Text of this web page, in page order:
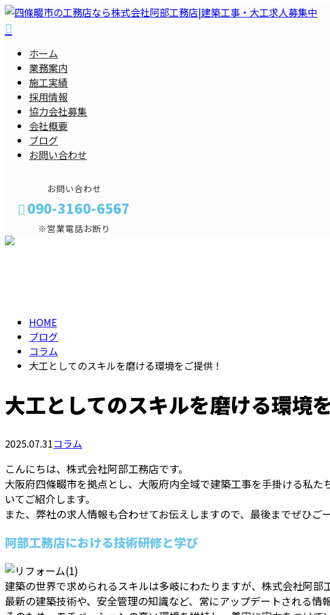
ホーム
業務案内
施工実績
採用情報
協力会社募集
会社概要
ブログ
お問い合わせ
お問い合わせ
090-3160-6567
※営業電話お断り
HOME
ブログ
コラム
大工としてのスキルを磨ける環境をご提供！
大工としてのスキルを磨ける環境
2025.07.31コラム
こんにちは、株式会社阿部工務店です。
大阪府四條畷市を拠点とし、大阪府内全域で建築工事を手掛ける私
いてご紹介します。
また、弊社の求人情報も合わせてお伝えしますので、最後までぜひご
阿部工務店における技術研修と学び
建築の世界で求められるスキルは多岐にわたりますが、株式会社阿部
最新の建築技術や、安全管理の知識など、常にアップデートされる情